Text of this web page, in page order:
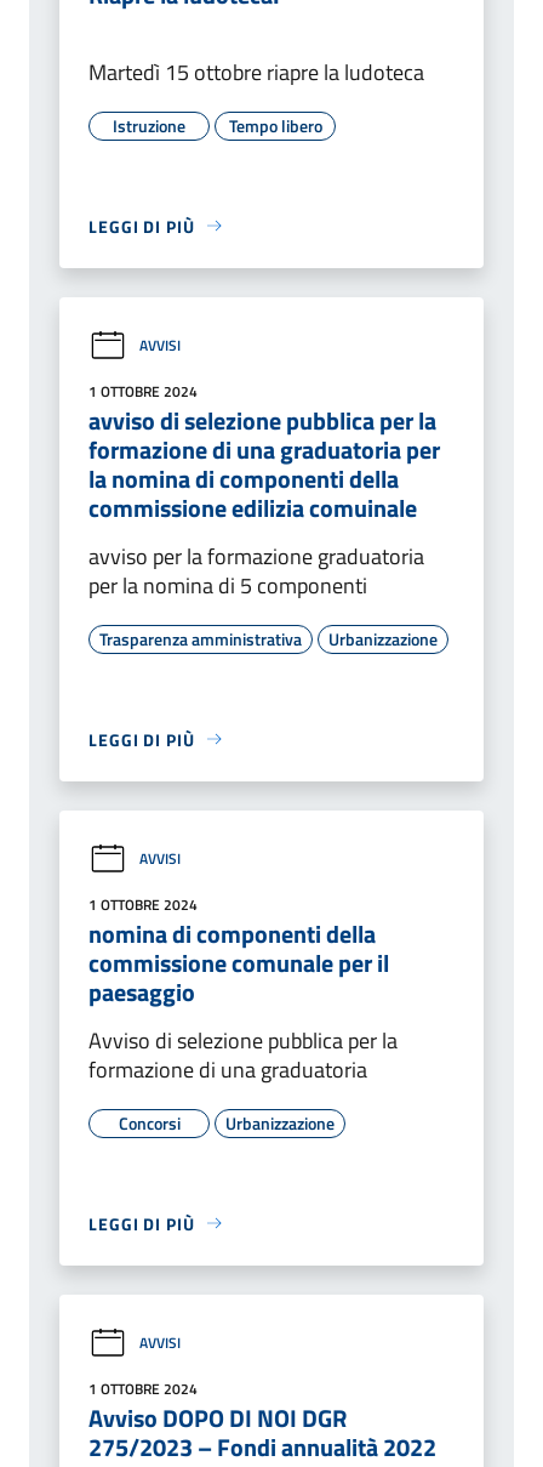
Martedì 15 ottobre riapre la ludoteca
Istruzione Tempo libero
LEGGI DI PIÙ
AVVISI
1 OTTOBRE 2024
avviso di selezione pubblica per la
formazione di una graduatoria per
la nomina di componenti della
commissione edilizia comuinale
avviso per la formazione graduatoria
per la nomina di 5 componenti
Trasparenza amministrativa Urbanizzazione
LEGGI DI PIÙ
AVVISI
1 OTTOBRE 2024
nomina di componenti della
commissione comunale per il
paesaggio
Avviso di selezione pubblica per la
formazione di una graduatoria
Concorsi Urbanizzazione
LEGGI DI PIÙ
AVVISI
1 OTTOBRE 2024
Avviso DOPO DI NOI DGR
275/2023 – Fondi annualità 2022